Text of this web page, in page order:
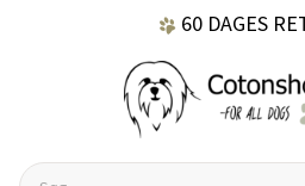
60 DAGES